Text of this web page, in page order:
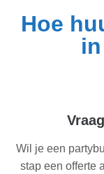
Hoe
Wil je een
stap een offerte